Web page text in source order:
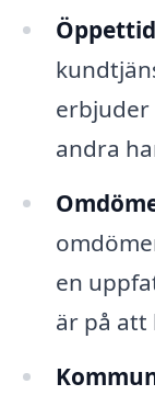
andra
en
är på att